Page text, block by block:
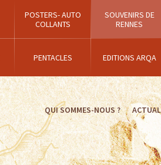
POSTERS- AUTO
COLLANTS
SOUVENIRS DE
RENNES
PENTACLES EDITIONS ARQA
QUI SOMMES-NOUS ?